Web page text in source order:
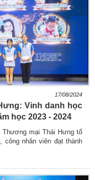
17/08/2024
Vinh danh học
học 2023 - 2024
mại Thái Hưng tổ
công nhân viên đạt thành